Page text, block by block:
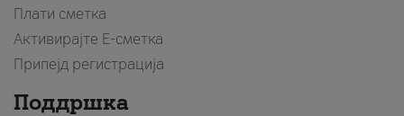
Плати сметка
Активирајте Е-сметка
Припејд регистрација
Поддршка